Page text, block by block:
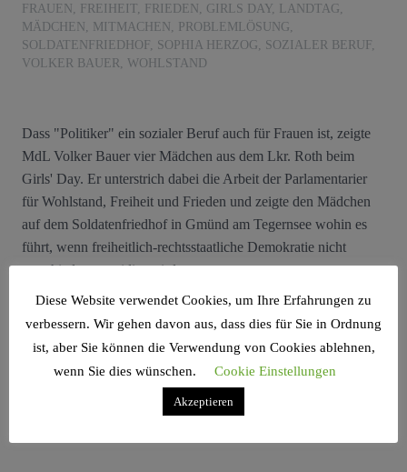
FRAUEN , FREIHEIT, FRIEDEN , GIRLS DAY, LANDTAG,
MÄDCHEN , MITMACHEN , PROBLEMLÖSUNG,
SOLDATENFRIEDHOF, SOPHIA HERZOG, SOZIALER BERUF,
VOLKER BAUER, WOHLSTAND
Dass "Politiker" ein sozialer Beruf auch für Frauen ist, zeigte
MdL Volker Bauer vier Mädchen aus dem Lkr. Roth beim
Girls' Day. Er unterstrich dabei die Arbeit der Parlamentarier
für Wohlstand, Freiheit und Frieden und zeigte den Mädchen
auf dem Soldatenfriedhof in Gmünd am Tegernsee wohin es
führt, wenn freiheitlich-rechtsstaatliche Demokratie nicht
entschieden verteidigt wird.
Search Sidebar Widget Area
Diese Website verwendet Cookies, um Ihre Erfahrungen zu
verbessern. Wir gehen davon aus, dass dies für Sie in Ordnung
ist, aber Sie können die Verwendung von Cookies ablehnen,
wenn Sie dies wünschen.
Cookie Einstellungen
Akzeptieren